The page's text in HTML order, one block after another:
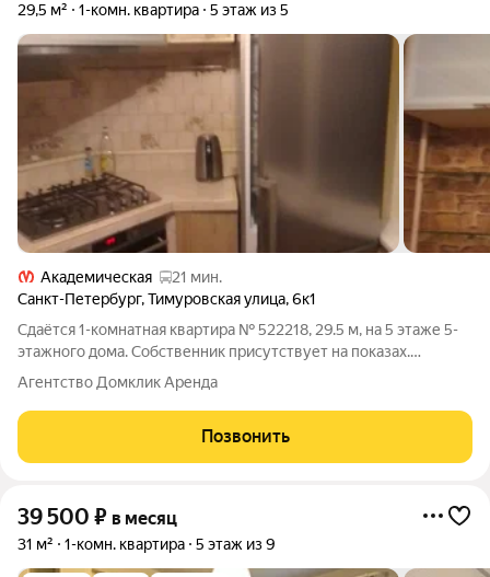
29,5 м² 1-комн. квартира 5 этаж из 5
Академическая
21 мин.
Санкт-Петербург,Тимуровская улица,6к1
Сдаётся 1-комнатная квартира № 522218, 29.5 м, на 5 этаже 5-
этажного дома. Собственник присутствует на показах.
Коммунальные платежи оплачиваются отдельно. Счетчики
оплачиваются отдельно. По условиям проживания: без детей,
без питомцев. Из техники в
Агентство Домклик Аренда
Позвонить
39 500 ₽ в месяц
31 м² 1-комн. квартира 5 этаж из 9